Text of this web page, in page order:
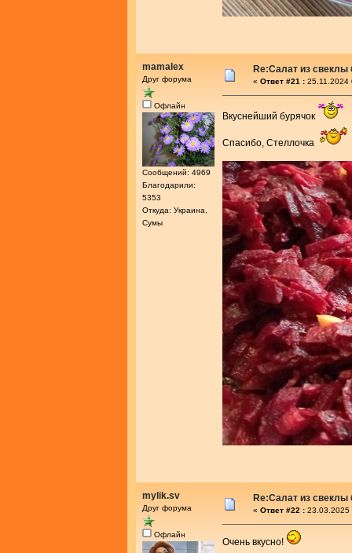
mamalex
Друг форума
Офлайн
Сообщений: 4969
Благодарили:
5353
Откуда: Украина,
Сумы
Re:Салат из свеклы
« Ответ #21 : 25.11.2024
Вкуснейший бурячок
Спасибо, Стеллочка
mylik.sv
Друг форума
Офлайн
Re:Салат из свеклы
« Ответ #22 : 23.03.2025
Очень вкусно!